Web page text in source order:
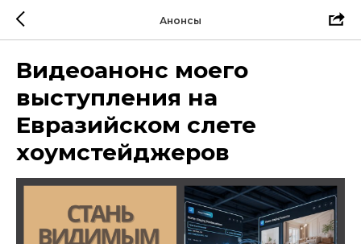
Анонсы
Видеоанонс моего
выступления на
Евразийском слете
хоумстейджеров